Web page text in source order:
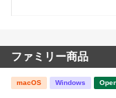
ファミリー商品
macOS Windows